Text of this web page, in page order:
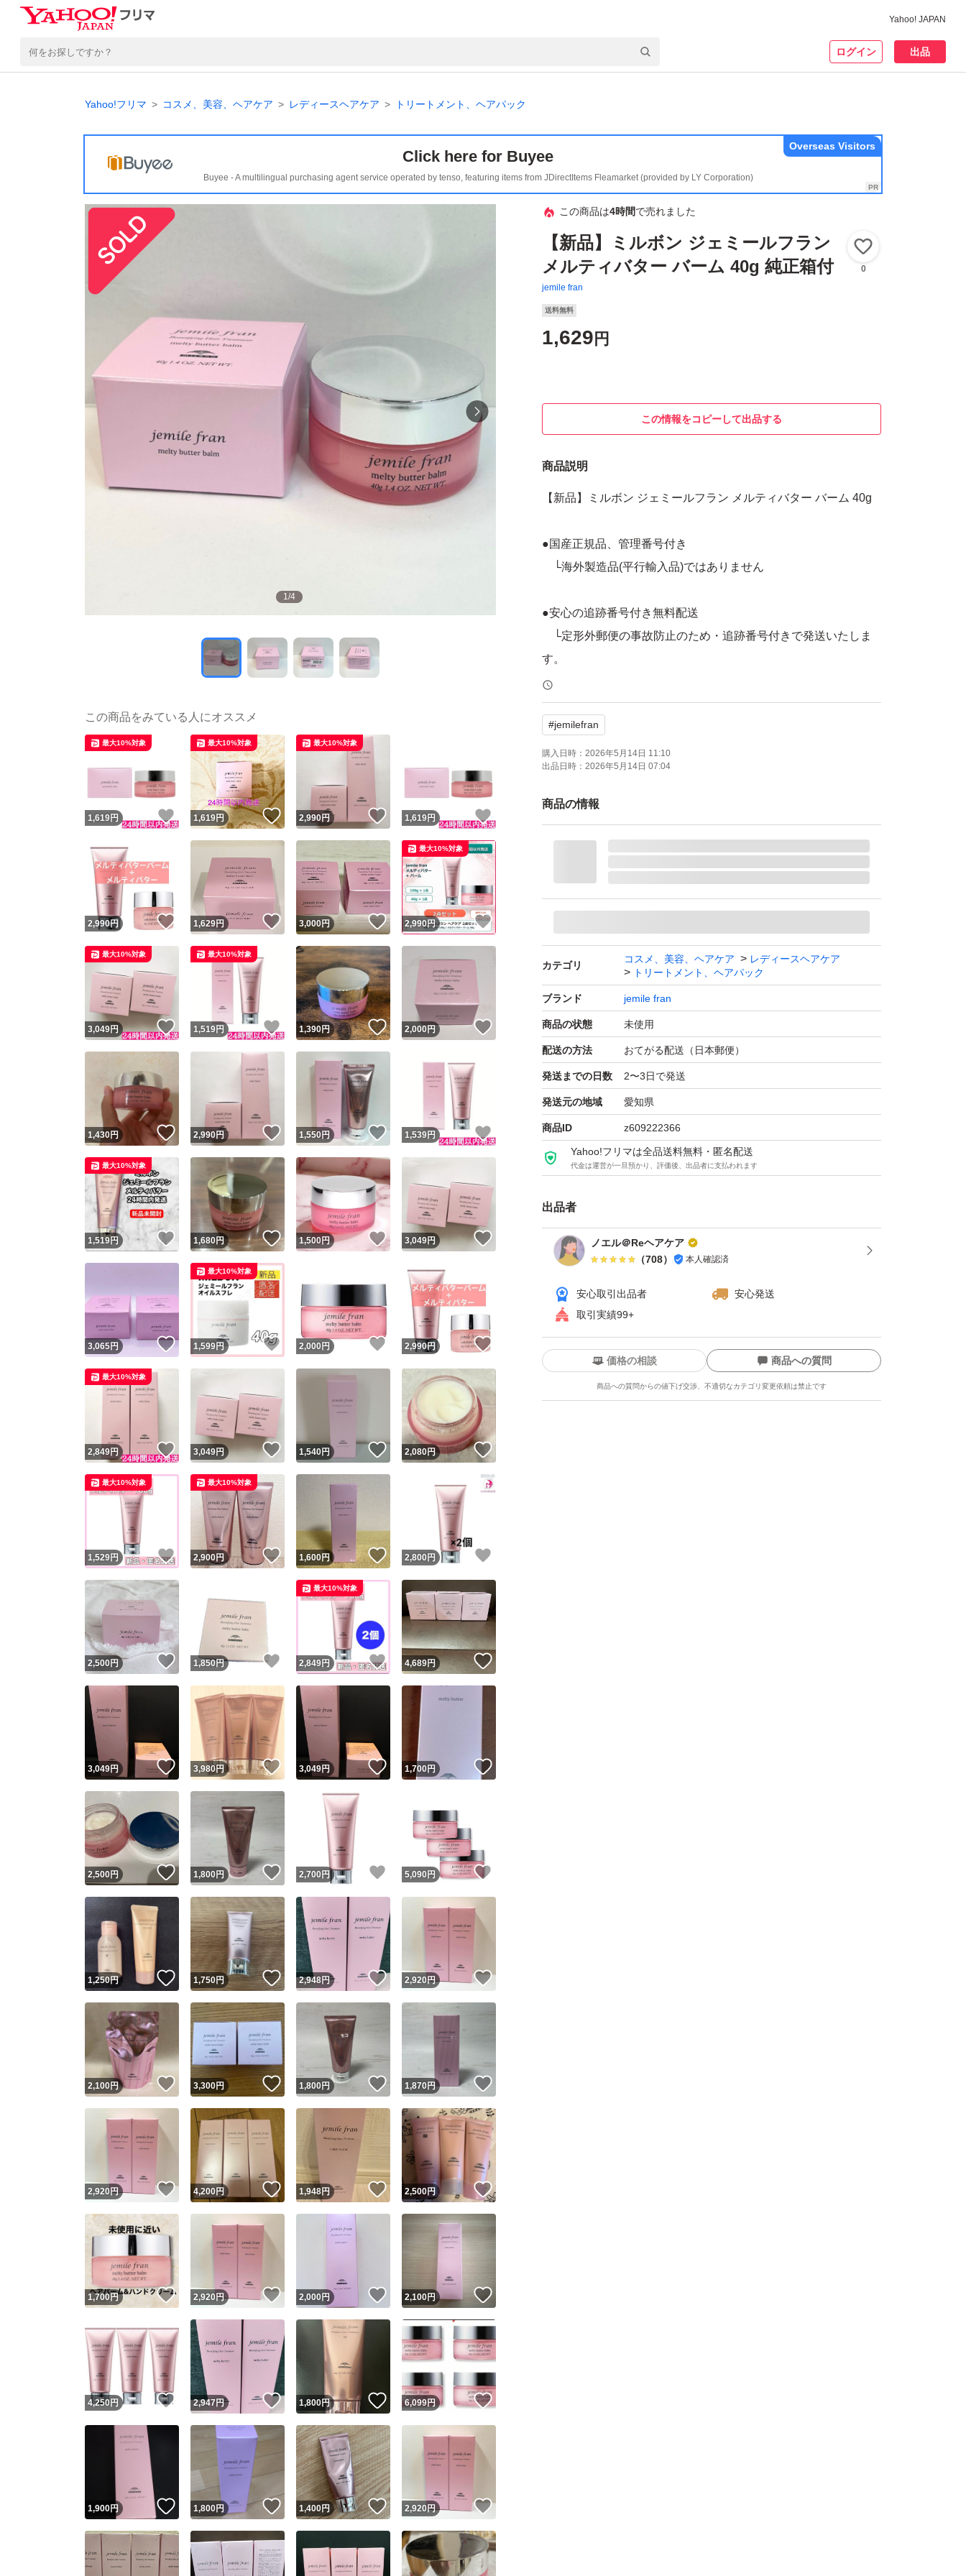
Yahoo! JAPAN
ログイン 出品
Yahoo!フリマ コスメ、美容、ヘアケア レディースヘアケア トリートメント、ヘアパック
Click here for Buyee
Buyee - A multilingual purchasing agent service operated by tenso, featuring items from JDirectItems Fleamarket (provided by LY Corporation)
Overseas Visitors
1/4
この商品は4時間で売れました
【新品】ミルボン ジェミールフラン
メルティバター バーム 40g 純正箱付
jemile fran
0
送料無料
1,629 円
この情報をコピーして出品する
商品説明
【新品】ミルボン ジェミールフラン メルティバター バーム 40g
●国産正規品、管理番号付き
└海外製造品(平行輸入品)ではありません
●安心の追跡番号付き無料配送
└定形外郵便の事故防止のため・追跡番号付きで発送いたしま
す。
●【女性らしい香り】
ミルボン ジェミールフラン メルティバター バーム 40g
【箱あり・新品・国内正規品】
ミルボン ジェミールフラン メルティバター バーム
●新品未使用、箱あり、美品
※値下げ不可、コメントせず購入頂いて構いません。
●カテゴリ : ヘアケア 洗い流さないトリートメント
●メーカー : ミルボン（MILBON）
●商品名 : ジェルミーフラン メルティバター バーム
●内容量 : 40g
●参考価格 : 2,420円（税込）
●発送について : おてがる配送(日本郵便)
品を箱から取り出し、梱包して送ります。
状態を気にされる方や純正箱をご希望の方は+料金で発送方法を
変更致しますので、お申し付けください。
●生産国 : 日本
【商品説明】
夜のまとまりを記憶して、朝のキレイを思いのままにする、洗い
#jemilefran
購入日時： 2026年5月14日 11:10
出品日時： 2026年5月14日 07:04
商品の情報
カテゴリ
コスメ、美容、ヘアケア
レディースヘアケア
トリートメント、ヘアパック
ブランド jemile fran
商品の状態 未使用
配送の方法 おてがる配送（日本郵便）
発送までの日数 2〜3日で発送
発送元の地域 愛知県
商品ID z609222366
Yahoo!フリマは全品送料無料・匿名配送
代金は運営が一旦預かり、評価後、出品者に支払われます
出品者
ノエル＠Reヘアケア
（708） 本人確認済
安心取引出品者
安心発送
取引実績99+
ユーザーの実績について
Yahoo!フリマが定めた一定の基準を満たしたユーザーにバッジを付与しています
安心取引出品者 Yahoo!フリマの基準をクリアした安心・安全なユーザーです
取引実績
取引実績◯+ このユーザーはYahoo!フリマの取引を完了させた実績があります
他フリマ実績◯+ このユーザーは他フリマサービスでの取引実績があります
スピード&安心発送
※このバッジは実績に基づく表示であり、発送を保証しているものではありません
スピード＆安心発送
このユーザーは高頻度で24時間以内＆設定した発送日数内に発送してい
ます
スピード発送
安心発送 このユーザーは設定した発送日数内に発送しています
価格の相談 商品への質問
商品への質問からの値下げ交渉、不適切なカテゴリ変更依頼は禁止です
この商品の情報をコピーします
商品画像の無断転載は禁止されています
コピーは1商品につき1回です
出品ページへ
キャンセル
この商品をみている人にオススメ
1,619円 いいね！
最大10%対象
1,619円 いいね！
最大10%対象
2,990円 いいね！
最大10%対象
1,619円
2,990円 いいね！
1,629円 いいね！
3,000円 いいね！
2,990円
最大10%対象
3,049円 いいね！
最大10%対象
1,519円 いいね！
最大10%対象
1,390円 いいね！
2,000円
1,430円 いいね！
2,990円 いいね！
1,550円 いいね！
1,539円
1,519円 いいね！
最大10%対象
1,680円 いいね！
1,500円 いいね！
3,049円
3,065円 いいね！
1,599円 いいね！
最大10%対象
2,000 円 いいね！
2,990円
2,849円 いいね！
最大10%対象
3,049円 いいね！
1,540円 いいね！
2,080円
1,529円 いいね！
最大10%対象
2,900円 いいね！
最大10%対象
1,600円 いいね！
2,800 円
2,500円 いいね！
1,850円 いいね！
2,849円 いいね！
最大10%対象
4,689円 いいね！
3,049円 いいね！
3,980円 いいね！
3,049円 いいね！
1,700円
2,500円 いいね！
1,800円 いいね！
2,700 円 いいね！
5,090 円
1,250円 いいね！
1,750円 いいね！
2,948円 いいね！
2,920円 いいね！
2,100円 いいね！
3,300円 いいね！
1,800円 いいね！
1,870円
2,920円 いいね！
4,200円 いいね！
1,948円 いいね！
2,500円 いいね！
1,700円 いいね！
2,920円 いいね！
2,000円 いいね！
2,100円
4,250 円 いいね！
2,947円 いいね！
1,800円 いいね！
6,099円
1,900円 いいね！
1,800円 いいね！
1,400円 いいね！
2,920円 いいね！